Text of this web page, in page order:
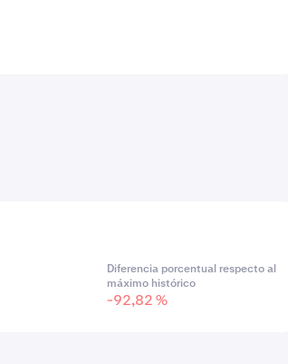
Diferencia porcentual respecto al
máximo histórico
-92,82 %